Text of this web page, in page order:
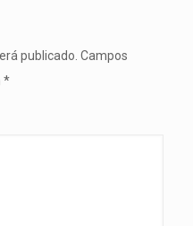
publicado. Campos
*